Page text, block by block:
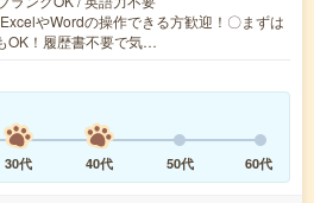
やWordの操作できる方歓迎！〇まずは
OK！履歴書不要で気…
30代 40代 50代 60代